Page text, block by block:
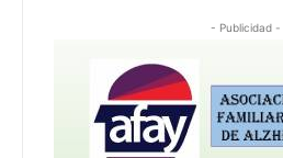
- Publicidad -